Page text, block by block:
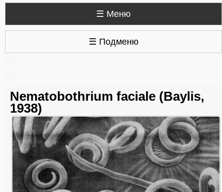
☰ Меню
☰ Подменю
Nematobothrium faciale (Baylis,
1938)